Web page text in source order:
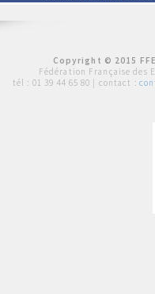
Copyright © 2015
Fédération Française des
tél : 01 39 44 65 80 | contact :